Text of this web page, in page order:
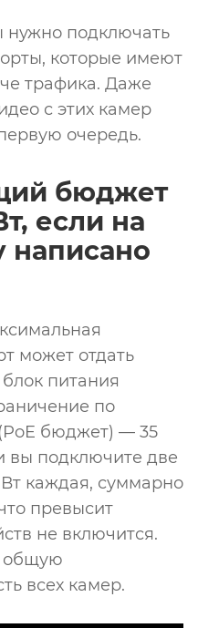
подключать
которые имеют
трафика. Даже
с этих камер
очередь.
бюджет
если на
написано
может отдать
питания
по
бюджет) — 35
вы подключите две
каждая, суммарно
превысит
не включится.
общую
всех камер.